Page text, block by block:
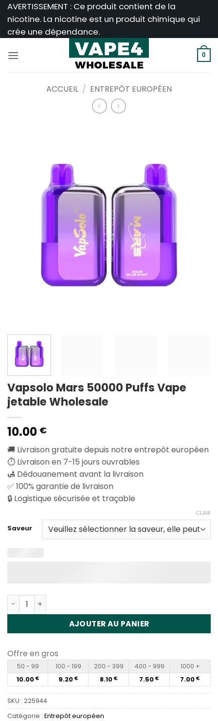
Passer
au
contenu
AVERTISSEMENT : Ce produit contient de la
nicotine. La nicotine est un produit chimique qui
crée une dépendance.
0
ACCUEIL / ENTREPÔT EUROPÉEN
Vapsolo Mars 50000 Puffs Vape
jetable Wholesale
10.00 €
🚚 Livraison gratuite depuis notre entrepôt européen
⏱️ Livraison en 7-15 jours ouvrables
🛃 Dédouanement avant la livraison
✅ 100% garantie de livraison
🔒 Logistique sécurisée et traçable
Saveur
CLAIR
Quantité Vapsolo Mars 50000 Puffs Disposable Vape
AJOUTER AU PANIER
Offre en gros
50 - 99 100 - 199 200 - 399 400 - 999
1000 +
10.00 € 9.20 € 8.10 € 7.50 € 7.00 €
SKU : 225944
Catégorie : Entrepôt européen